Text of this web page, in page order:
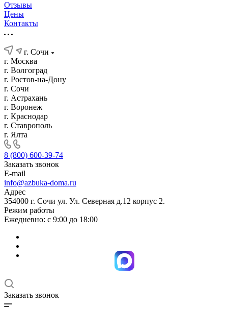
Отзывы
Цены
Контакты
г. Сочи
г. Москва
г. Волгоград
г. Ростов-на-Дону
г. Сочи
г. Астрахань
г. Воронеж
г. Краснодар
г. Ставрополь
г. Ялта
8 (800) 600-39-74
Заказать звонок
E-mail
info@azbuka-doma.ru
Адрес
354000 г. Сочи ул. Ул. Северная д.12 корпус 2.
Режим работы
Ежедневно: с 9:00 до 18:00
Заказать звонок